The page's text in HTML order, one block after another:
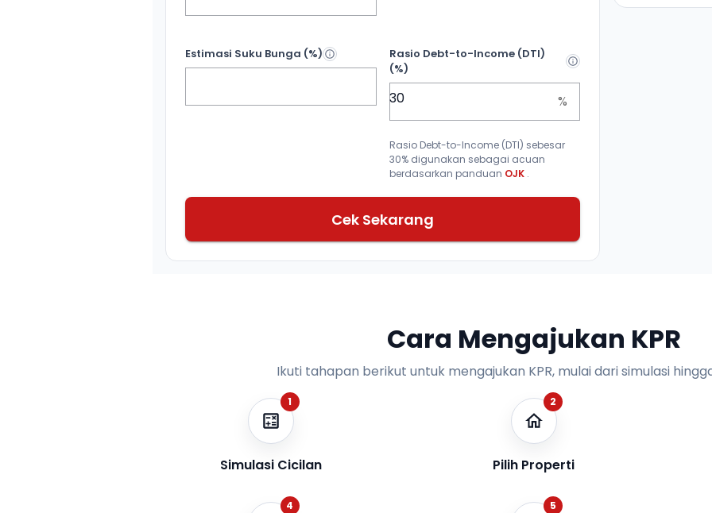
Estimasi Suku Bunga (%)
Rasio Debt-to-Income (DTI)
(%)
%
Rasio Debt-to-Income (DTI) sebesar
30% digunakan sebagai acuan
berdasarkan panduan OJK .
Cek Sekarang
Cara Mengajukan KPR
Ikuti tahapan berikut untuk mengajukan KPR, mulai dari simulasi
1
Simulasi Cicilan
2
Pilih Properti
4 5